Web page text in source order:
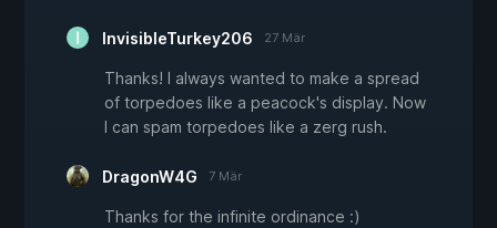
InvisibleTurkey206 27 Mär
Thanks! I always wanted to make a spread
of torpedoes like a peacock's display. Now
I can spam torpedoes like a zerg rush.
DragonW4G 7 Mär
Thanks for the infinite ordinance :)